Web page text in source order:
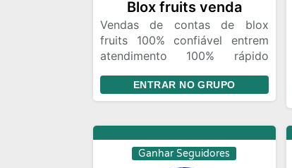
Blox fruits venda
Vendas de contas de blox
fruits 100% confiável entrem
atendimento 100% rápido
ENTRAR NO GRUPO
Ganhar Seguidores